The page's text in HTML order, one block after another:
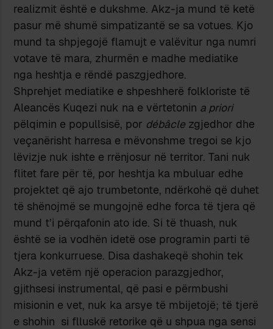
realizmit është e dukshme. Akz-ja mund të ketë
pasur më shumë simpatizantë se sa votues. Kjo
mund ta shpjegojë flamujt e valëvitur nga numri
votave të mara, zhurmën e madhe mediatike
nga heshtja e rëndë paszgjedhore.
Shprehjet mediatike e shpeshherë folkloriste të
Aleancës Kuqezi nuk na e vërtetonin a priori
pëlqimin e popullsisë, por débâcle zgjedhor dhe
veçanërisht harresa e mëvonshme tregoi se kjo
lëvizje nuk ishte e rrënjosur në territor. Tani nuk
flitet fare për të, por heshtja ka mbuluar edhe
projektet që ajo trumbetonte, ndërkohë që duhet
të shënojmë se mungojnë edhe forca të tjera që
mund t’i përqafonin ato ide. Si të thuash, nuk
është se ia vodhën idetë ose programin parti të
tjera konkurruese. Disa dashakeqë shohin tek
Akz-ja vetëm një operacion parazgjedhor,
gjithsesi instrumental, që pasi e përmbushi
misionin e vet, nuk ka arsye të mbijetojë; të tjerë
e shohin si flluskë retorike që u shpua nga sensi